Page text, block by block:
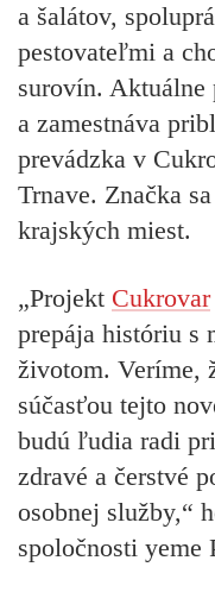
a šalátov,
pestovateľmi a
surovín. Aktuálne
a zamestnáva
prevádzka v
Trnave. Značka
krajských miest.
„Projekt Cukrovar
prepája históriu s
životom. Veríme,
súčasťou tejto
budú ľudia radi
zdravé a čerstvé
osobnej služby,“
spoločnosti yeme